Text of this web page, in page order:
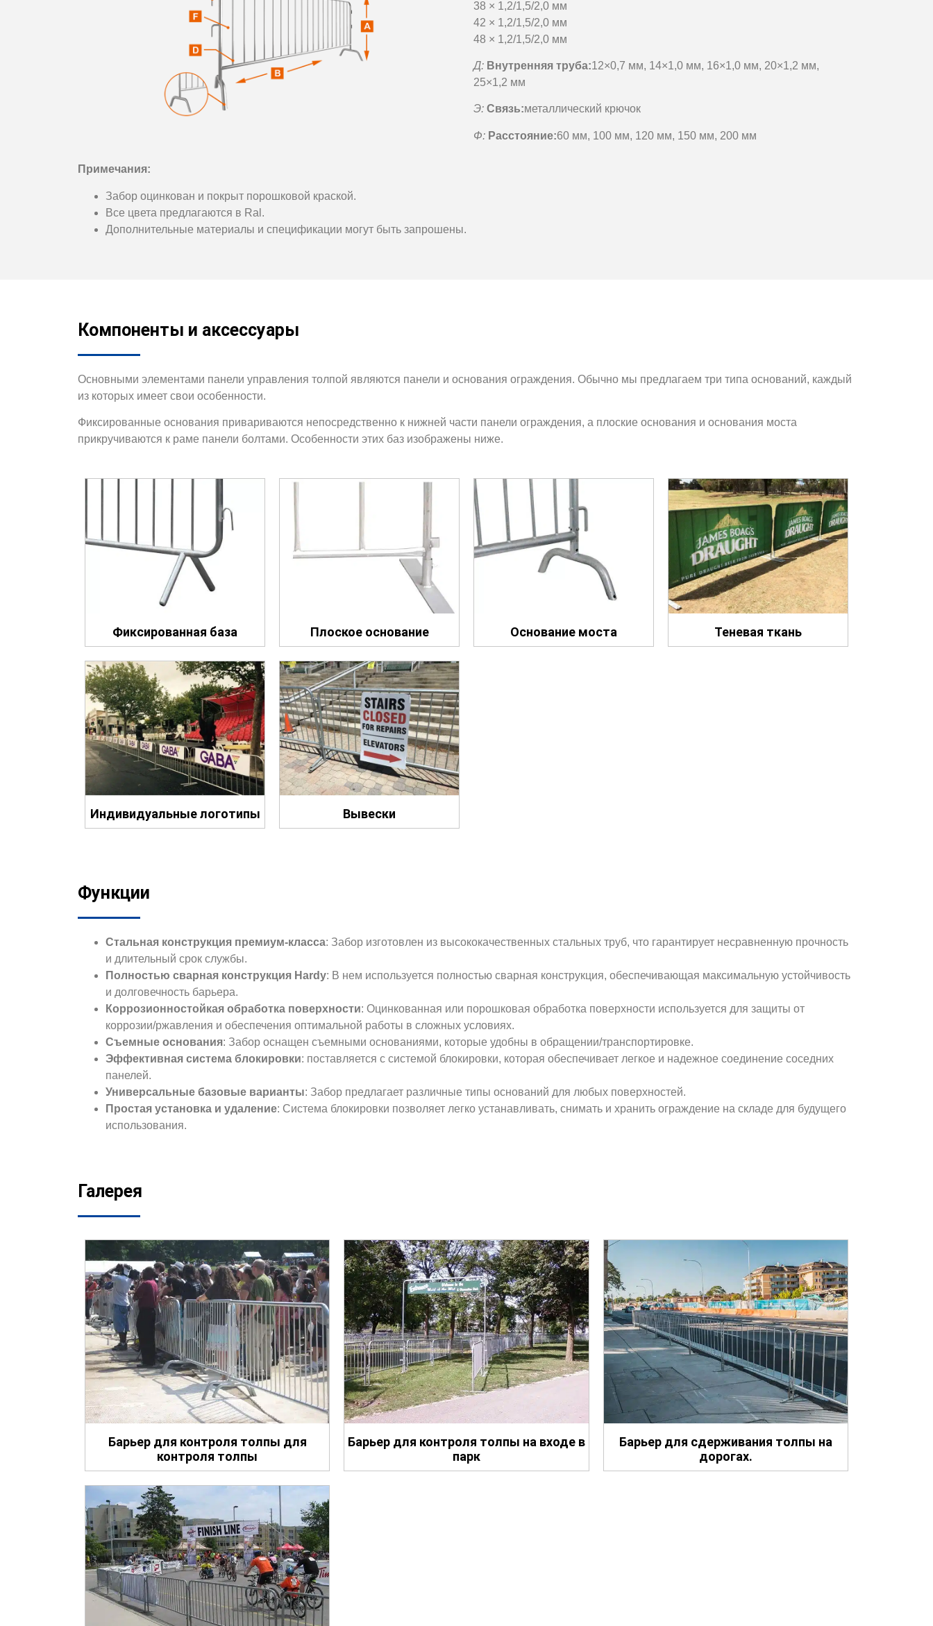
38 × 1,2/1,5/2,0 мм
42 × 1,2/1,5/2,0 мм
48 × 1,2/1,5/2,0 мм
Д: Внутренняя труба:12×0,7 мм, 14×1,0 мм, 16×1,0 мм, 20×1,2 мм,
25×1,2 мм
Э: Связь:металлический крючок
Ф: Расстояние:60 мм, 100 мм, 120 мм, 150 мм, 200 мм
Примечания:
Забор оцинкован и покрыт порошковой краской.
Все цвета предлагаются в Ral.
Дополнительные материалы и спецификации могут быть запрошены.
Компоненты и аксессуары
Основными элементами панели управления толпой являются панели и основания ограждения. Обычно мы предлагаем три типа оснований, каждый
из которых имеет свои особенности.
Фиксированные основания привариваются непосредственно к нижней части панели ограждения, а плоские основания и основания моста
прикручиваются к раме панели болтами. Особенности этих баз изображены ниже.
Фиксированная база Плоское основание Основание моста Теневая ткань
Индивидуальные логотипы Вывески
Функции
Стальная конструкция премиум-класса: Забор изготовлен из высококачественных стальных труб, что гарантирует несравненную прочность
и длительный срок службы.
Полностью сварная конструкция Hardy: В нем используется полностью сварная конструкция, обеспечивающая максимальную устойчивость
и долговечность барьера.
Коррозионностойкая обработка поверхности: Оцинкованная или порошковая обработка поверхности используется для защиты от
коррозии/ржавления и обеспечения оптимальной работы в сложных условиях.
Съемные основания: Забор оснащен съемными основаниями, которые удобны в обращении/транспортировке.
Эффективная система блокировки: поставляется с системой блокировки, которая обеспечивает легкое и надежное соединение соседних
панелей.
Универсальные базовые варианты: Забор предлагает различные типы оснований для любых поверхностей.
Простая установка и удаление: Система блокировки позволяет легко устанавливать, снимать и хранить ограждение на складе для будущего
использования.
Галерея
Барьер для контроля толпы для
контроля толпы
Барьер для контроля толпы на входе в
парк
Барьер для сдерживания толпы на
дорогах.